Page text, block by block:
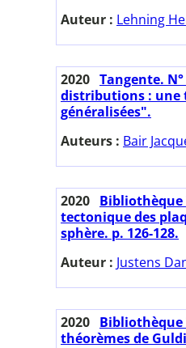
Auteur : Lehning
2020 Tangente. N°
distributions : une
généralisées".
Auteurs : Bair
2020 Bibliothèque
tectonique des
sphère. p. 126-128.
Auteur : Justens
2020 Bibliothèque
théorèmes de